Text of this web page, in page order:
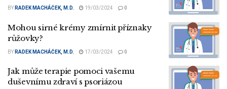
BY RADEK MACHÁČEK, M.D. 19/03/2024 0
Mohou sirné krémy zmírnit příznaky
růžovky?
BY RADEK MACHÁČEK, M.D. 17/03/2024 0
Jak může terapie pomoci vašemu
duševnímu zdraví s psoriázou